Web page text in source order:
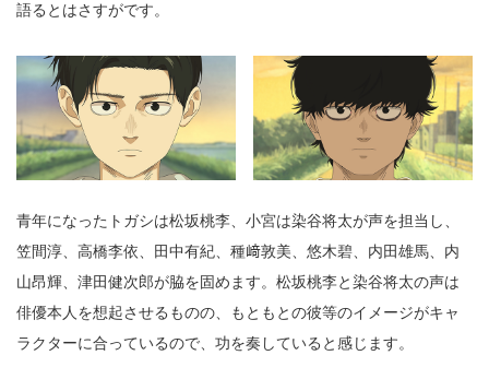
語るとはさすがです。
青年になったトガシは松坂桃李、小宮は染谷将太が声を担当し、
笠間淳、高橋李依、田中有紀、種﨑敦美、悠木碧、内田雄馬、内
山昂輝、津田健次郎が脇を固めます。松坂桃李と染谷将太の声は
俳優本人を想起させるものの、もともとの彼等のイメージがキャ
ラクターに合っているので、功を奏していると感じます。